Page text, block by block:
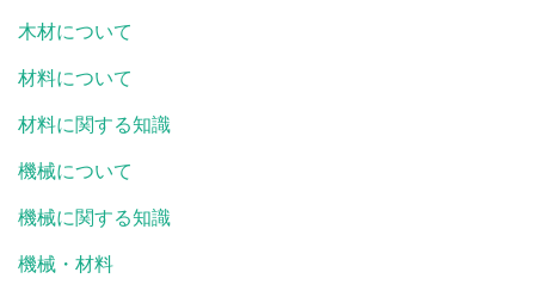
木材について
材料について
材料に関する知識
機械について
機械に関する知識
機械・材料